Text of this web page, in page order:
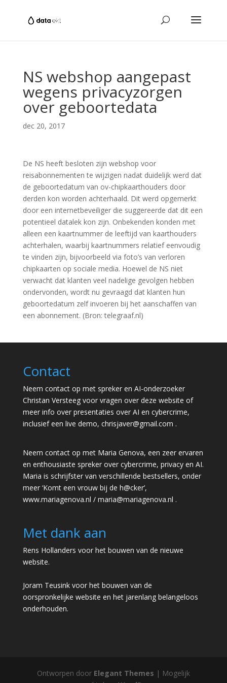
NS webshop aangepast
wegens privacyzorgen
over geboortedata
dec 20, 2017
De NS heeft besloten zijn webshop voor
reisabonnementen te wijzigen nadat duidelijk werd dat
de geboortedatum van ov-chipkaarthouders door
derden kon worden achterhaald. Dit werd opgemerkt
door een internetbeveiliger die suggereerde dat dit een
potentieel datalek kon zijn. Onbekenden konden met
alleen een kaartnummer de leeftijd van kaarthouders
achterhalen, waarbij kaartnummers relatief eenvoudig
te vinden zijn, bijvoorbeeld via foto’s van verloren
chipkaarten op sociale media. Hoewel de NS niet
verwacht dat klanten veel nadelige gevolgen hebben
ondervonden, wordt nu gevraagd dat klanten hun
geboortedatum zelf invoeren bij het aanschaffen van
een abonnement. (Bron: telegraaf.nl)
Contact
Neem contact op met spreker en AI-onderzoeker
Christan Versteeg voor vragen over deze website of
meer info over presentaties over AI en cybercrime,
inclusief een live demo, chrisjaver@gmail.com .
Neem contact op met Maria Genova, een zeer ervaren
en enthousiaste spreker over cybercrime, privacy en AI.
Maria is schrijfster van verschillende bestsellers, onder
meer ‘Komt een vrouw bij de h@cker’,
www.mariagenova.nl / maria@mariagenova.nl .
Met dank aan
Rens Hollanders voor het bouwen van de nieuwe
website.
Joram Teusink voor het bouwen van de
oorspronkelijke website en het jarenlang belangeloos
onderhouden.
Ontworpen door Elegant Themes | Mogelijk